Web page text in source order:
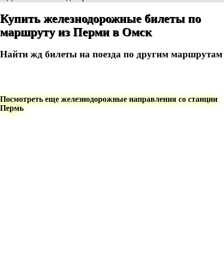
Купить железнодорожные билеты по
маршруту из Перми в Омск
Найти жд билеты на поезда по другим маршрутам
Посмотреть еще железнодорожные направления со станции
Пермь